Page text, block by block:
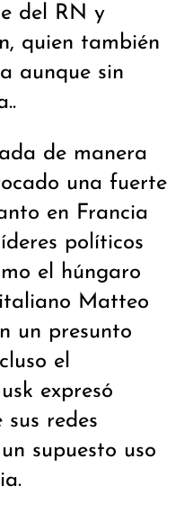
del RN y
quien también
aunque sin
de manera
una fuerte
en Francia
políticos
el húngaro
Matteo
un presunto
el
expresó
redes
supuesto uso